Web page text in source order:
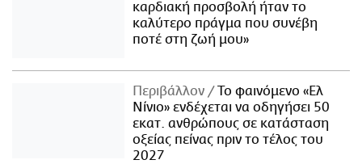
καρδιακή προσβολή ήταν το
καλύτερο πράγμα που συνέβη
ποτέ στη ζωή μου»
Περιβάλλον
Το φαινόμενο «Ελ
Νίνιο» ενδέχεται να οδηγήσει 50
εκατ. ανθρώπους σε κατάσταση
οξείας πείνας πριν το τέλος του
2027